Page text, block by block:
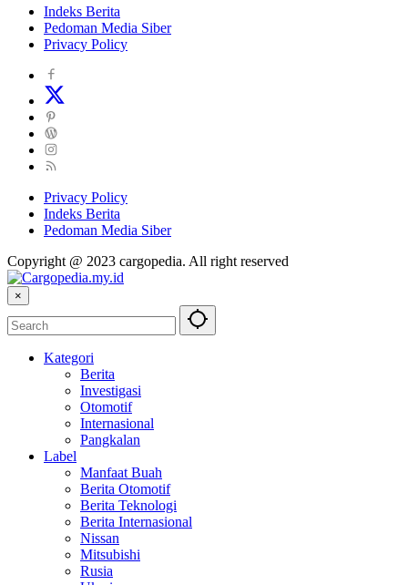
Indeks Berita
Pedoman Media Siber
Privacy Policy
Privacy Policy
Indeks Berita
Pedoman Media Siber
Copyright @ 2023 cargopedia. All right reserved
×
Kategori
Berita
Investigasi
Otomotif
Internasional
Pangkalan
Label
Manfaat Buah
Berita Otomotif
Berita Teknologi
Berita Internasional
Nissan
Mitsubishi
Rusia